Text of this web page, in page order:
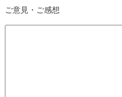
ご意見・ご感想